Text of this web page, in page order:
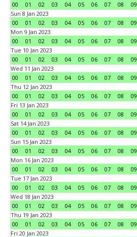
00
01 02 03 04 05 06 07 08 09
Sun 8 Jan 2023
00
01 02 03 04 05 06 07 08 09
Mon 9 Jan 2023
00
01 02 03 04 05 06 07 08 09
Tue 10 Jan 2023
00
01 02 03 04 05 06 07 08 09
Wed 11 Jan 2023
00
01 02 03 04 05 06 07 08 09
Thu 12 Jan 2023
00
01 02 03 04 05 06 07 08 09
Fri 13 Jan 2023
00
01 02 03 04 05 06 07 08 09
Sat 14 Jan 2023
00
01 02 03 04 05 06 07 08 09
Sun 15 Jan 2023
00
01 02 03 04 05 06 07 08 09
Mon 16 Jan 2023
00
01 02 03 04 05 06 07 08 09
Tue 17 Jan 2023
00
01 02 03 04 05 06 07 08 09
Wed 18 Jan 2023
00
01 02 03 04 05 06 07 08 09
Thu 19 Jan 2023
00
01 02 03 04 05 06 07 08 09
Fri 20 Jan 2023